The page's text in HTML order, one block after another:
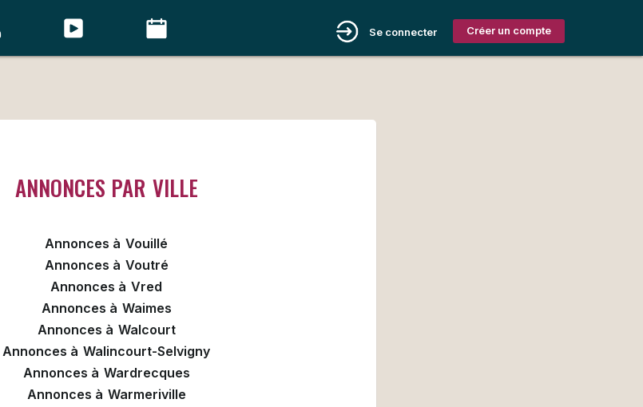
Créer un compte
Se connecter
ANNONCES PAR VILLE
Annonces à Vouillé
Annonces à Voutré
Annonces à Vred
Annonces à Waimes
Annonces à Walcourt
Annonces à Walincourt-Selvigny
Annonces à Wardrecques
Annonces à Warmeriville